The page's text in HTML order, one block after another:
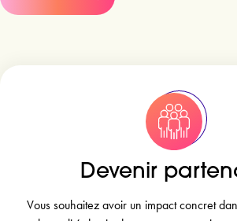
Devenir
Vous souhaitez avoir un impact concret